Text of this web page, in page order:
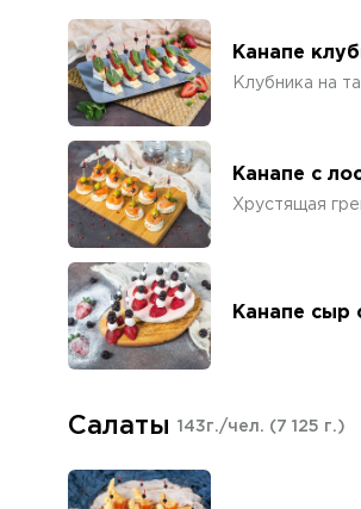
Канапе
Клубника на
Канапе с
Хрустящая
Канапе сыр
Салаты 143г./чел. (7 125 г.)